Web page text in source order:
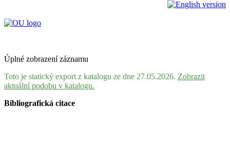
Úplné zobrazení záznamu
Toto je statický export z katalogu ze dne 27.05.2026. Zobrazit
aktuální podobu v katalogu.
Bibliografická citace